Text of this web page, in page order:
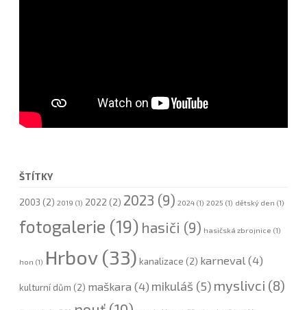
ŠTÍTKY
2003 (2) 2019 (1) 2022 (2) 2023 (9) 2024 (1) 2025 (1) dětský den (1)
fotogalerie (19) hasiči (9) hasičská zbrojnice (1)
hon (1) Hrbov(33) kanalizace (2) karneval (4)
kulturní dům (2) maškara (4) mikuláš (5) myslivci (8)